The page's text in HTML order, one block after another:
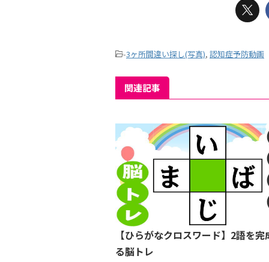
-3ヶ所間違い探し(写真), 認知症予防動画
関連記事
【ひらがなクロスワード】2語を完
る脳トレ